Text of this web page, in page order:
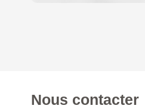
TAXE FONCIÈRE
Nous contacter